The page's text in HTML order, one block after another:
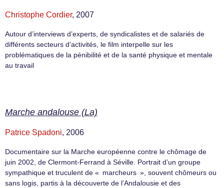
Christophe Cordier, 2007
Autour d’interviews d’experts, de syndicalistes et de salariés de
différents secteurs d’activités, le film interpelle sur les
problématiques de la pénibilité et de la santé physique et mentale
au travail
Marche andalouse (La)
Patrice Spadoni, 2006
Documentaire sur la Marche européenne contre le chômage de
juin 2002, de Clermont-Ferrand à Séville. Portrait d’un groupe
sympathique et truculent de « marcheurs », souvent chômeurs ou
sans logis, partis à la découverte de l’Andalousie et des